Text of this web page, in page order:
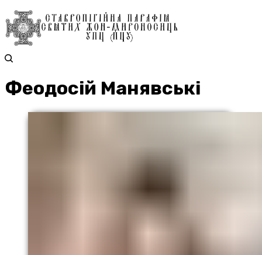
Феодосій Манявські